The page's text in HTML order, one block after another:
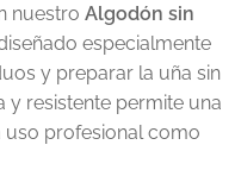
nuestro Algodón sin
especialmente
y preparar la uña sin
y resistente permite una
uso profesional como